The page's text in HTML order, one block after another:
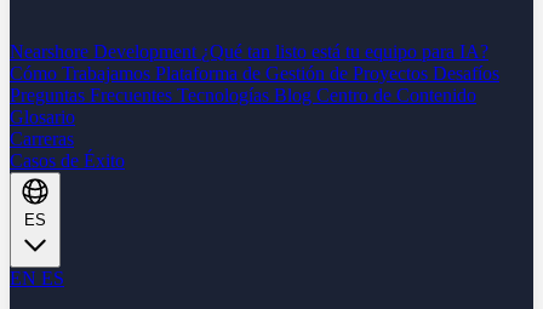
Nearshore Development ¿Qué tan listo está tu equipo para IA?
Cómo Trabajamos Plataforma de Gestión de Proyectos Desafíos
Preguntas Frecuentes Tecnologías Blog Centro de Contenido
Glosario
Carreras
Casos de Éxito
EN ES